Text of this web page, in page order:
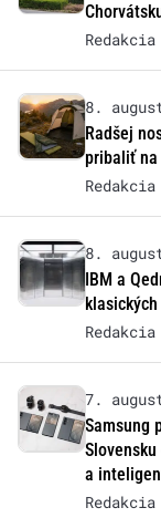
Redakcia
8.
Radšej
pribaliť na
Redakcia
8.
IBM a
Redakcia
7.
Samsung
a
Redakcia